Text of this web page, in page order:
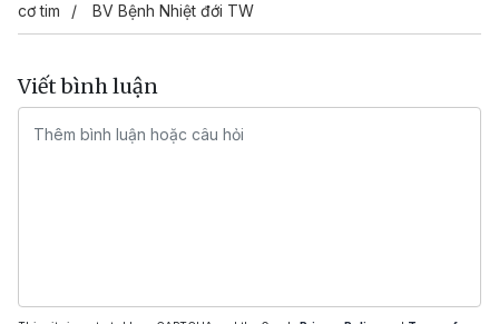
cơ tim
BV Bệnh Nhiệt đới TW
Viết bình luận